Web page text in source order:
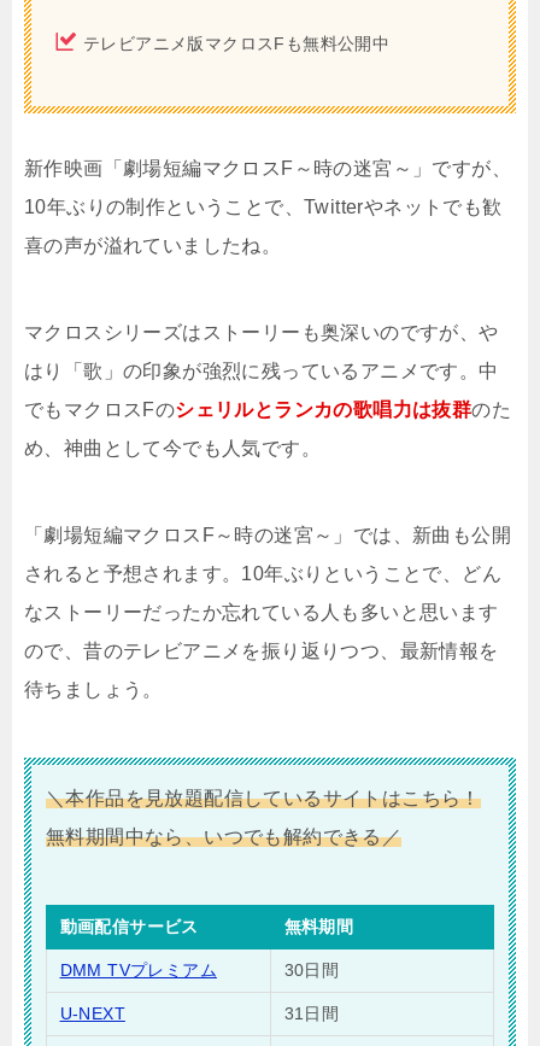
テレビアニメ版マクロスFも無料公開中
新作映画「劇場短編マクロスF～時の迷宮～」ですが、
10年ぶりの制作ということで、Twitterやネットでも歓
喜の声が溢れていましたね。
マクロスシリーズはストーリーも奥深いのですが、や
はり「歌」の印象が強烈に残っているアニメです。中
でもマクロスFのシェリルとランカの歌唱力は抜群のた
め、神曲として今でも人気です。
「劇場短編マクロスF～時の迷宮～」では、新曲も公開
されると予想されます。10年ぶりということで、どん
なストーリーだったか忘れている人も多いと思います
ので、昔のテレビアニメを振り返りつつ、最新情報を
待ちましょう。
＼本作品を見放題配信しているサイトはこちら！
無料期間中なら、いつでも解約できる／
動画配信サービス 無料期間
DMM TVプレミアム 30日間
U-NEXT 31日間